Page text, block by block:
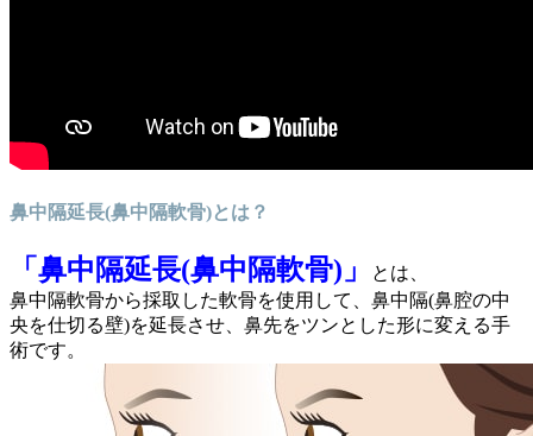
鼻中隔延長(鼻中隔軟骨)とは？
「鼻中隔延長(鼻中隔軟骨)」
とは、
鼻中隔軟骨から採取した軟骨を使用して、鼻中隔(鼻腔の中
央を仕切る壁)を延長させ、鼻先をツンとした形に変える手
術です。